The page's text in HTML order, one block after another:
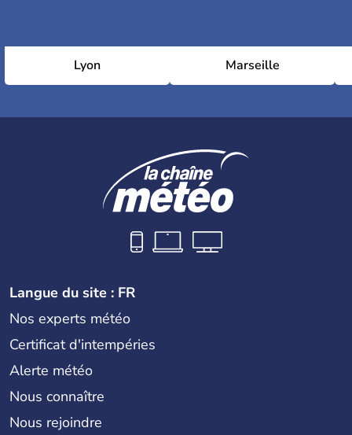
Lyon Marseille
Langue du site : FR
Nos experts météo
Certificat d'intempéries
Alerte météo
Nous connaître
Nous rejoindre